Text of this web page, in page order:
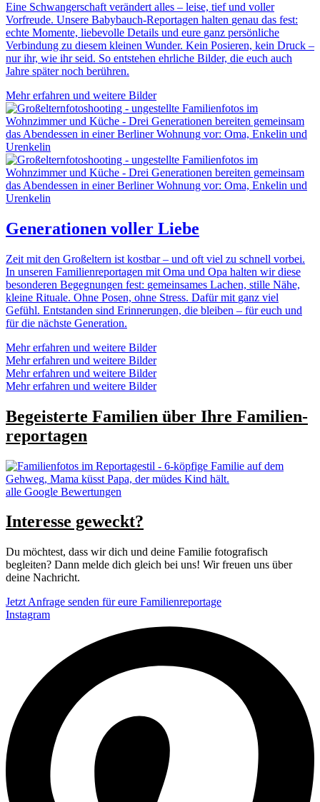
Eine Schwangerschaft verändert alles – leise, tiefund voller
Vorfreude. Unsere Babybauch-Reportagen halten genau das fest:
echte Momente, liebevolle Details und eure ganz persönliche
Verbindung zu diesem kleinen Wunder. Kein Posieren, kein Druck –
nurihr, wie ihrseid. So entstehen ehrliche Bilder, die euch auch
Jahre späternoch berühren.
Mehr erfahren und weitere Bilder
Generationen voller Liebe
Zeit mit den Großeltern ist kostbar – und oft viel zu schnell vorbei.
In unseren Familienreportagen mit Oma und Opa halten wirdiese
besonderen Begegnungen fest: gemeinsames Lachen, stille Nähe,
kleine Rituale. Ohne Posen, ohne Stress. Dafürmit ganz viel
Gefühl. Entstanden sind Erinnerungen, die bleiben – füreuch und
fürdie nächste Generation.
Mehr erfahren und weitere Bilder
Mehr erfahren und weitere Bilder
Mehr erfahren und weitere Bilder
Mehr erfahren und weitere Bilder
Begeisterte Familien über Ihre Familien­
reportagen
alle Google Bewertungen
Interesse geweckt?
Du möchtest, dass wir dich und deine Familie fotografisch
begleiten? Dann melde dich gleich bei uns! Wir freuen uns über
deine Nachricht.
Jetzt Anfrage senden für eure Familienreportage
Instagram